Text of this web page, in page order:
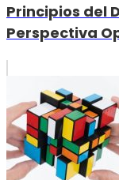
Principios del
Perspectiva